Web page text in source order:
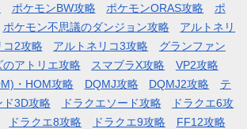
ポケモンBW攻略 ポケモンORAS攻略
ポ
ポケモン不思議のダンジョン攻略
アルトネリ
コ2攻略 アルトネリコ3攻略
グランファン
のアトリエ攻略 スマブラX攻略
VP2攻略
・HOM攻略
DQMJ攻略 DQMJ2攻略
テ
ド3D攻略
ドラクエソード攻略
ドラクエ6攻
ドラクエ8攻略 ドラクエ9攻略 FF12攻略